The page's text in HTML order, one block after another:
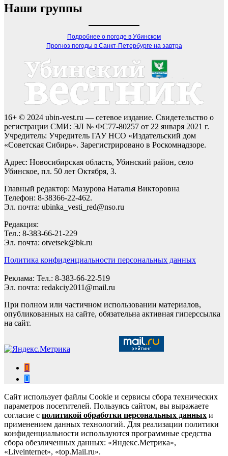
Наши группы
Подробнее о погоде в Убинском
Прогноз погоды в Санкт-Петербурге на завтра
16+ © 2024 ubin-vest.ru — сетевое издание. Свидетельство о
регистрации СМИ: ЭЛ № ФС77-80257 от 22 января 2021 г.
Учредитель: Учредитель ГАУ НСО «Издательский дом
«Советская Сибирь». Зарегистрировано в Роскомнадзоре.
Адрес: Новосибирская область, Убинский район, село
Убинское, пл. 50 лет Октября, 3.
Главный редактор: Мазурова Наталья Викторовна
Телефон: 8-38366-22-462.
Эл. почта: ubinka_vesti_red@nso.ru
Редакция:
Тел.: 8-383-66-21-229
Эл. почта: otvetsek@bk.ru
Политика конфиденциальности персональных данных
Реклама: Тел.: 8-383-66-22-519
Эл. почта: redakciy2011@mail.ru
При полном или частичном использовании материалов,
опубликованных на сайте, обязательна активная гиперссылка
на сайт.
Сайт использует файлы Cookie и сервисы сбора технических
параметров посетителей. Пользуясь сайтом, вы выражаете
согласие с политикой обработки персональных данных и
применением данных технологий. Для реализации политики
конфиденциальности используются программные средства
сбора обезличенных данных: «Яндекс.Метрика»,
«Liveinternet», «top.Mail.ru».